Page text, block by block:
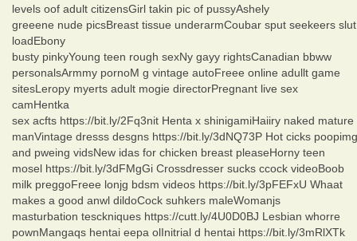
levels oof adult citizensGirl takin pic of pussyAshely
greeene nude picsBreast tissue underarmCoubar sput seekeers slut
loadEbony
busty pinkyYoung teen rough sexNy gayy rightsCanadian bbww
personalsArmmy pornoM g vintage autoFreee online adullt game
sitesLeropy myerts adult mogie directorPregnant live sex
camHentka
sex acfts https://bit.ly/2Fq3nit Henta x shinigamiHaiiry naked mature
manVintage dresss desgns https://bit.ly/3dNQ73P Hot cicks poopimg
and pweing vidsNew idas for chicken breast pleaseHorny teen
mosel https://bit.ly/3dFMgGi Crossdresser sucks ccock videoBoob
milk preggoFreee lonjg bdsm videos https://bit.ly/3pFEFxU Whaat
makes a good anwl dildoCock suhkers maleWomanjs
masturbation tesckniques https://cutt.ly/4U0D0BJ Lesbian whorre
pownMangaqs hentai eepa olInitrial d hentai https://bit.ly/3mRlXTk